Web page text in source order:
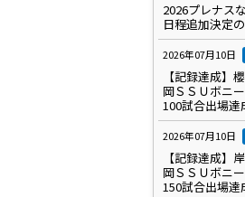
2026プレナス
日程追加決定
2026年07月10日
【記録達成
岡ＳＳＵボニ
100試合出場達
2026年07月10日
【記録達成
岡ＳＳＵボニ
150試合出場達